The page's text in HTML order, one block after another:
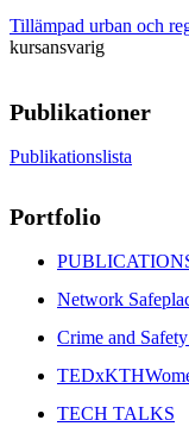
Tillämpad urban och
kursansvarig
Publikationer
Publikationslista
Portfolio
Network
Crime and
TECH TALKS